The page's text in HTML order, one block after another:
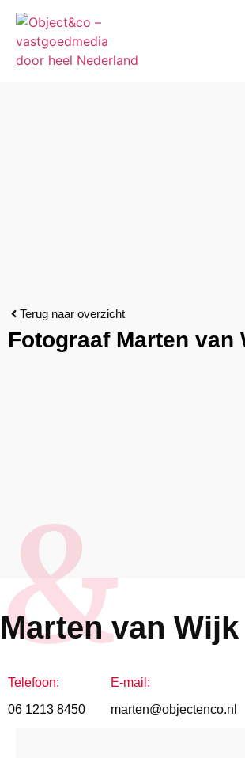
Terug naar overzicht
Fotograaf Marten van
&
Marten van Wijk
Telefoon:
06 1213 8450
E-mail:
marten@objectenco.nl